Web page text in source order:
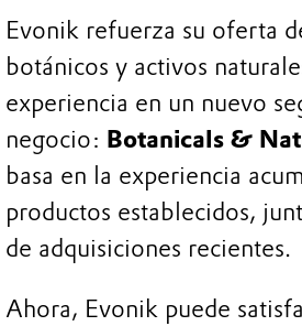
Evonik refuerza su oferta
botánicos y activos
experiencia en un nuevo
negocio: Botanicals &
basa en la experiencia
productos establecidos,
de adquisiciones recientes.
Ahora, Evonik puede